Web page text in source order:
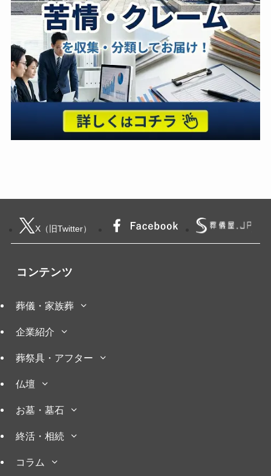
X（旧Twitter）
コンテンツ
葬儀・家族葬
企業紹介
葬祭具・アフター
仏壇
お墓・墓石
終活・相続
コラム